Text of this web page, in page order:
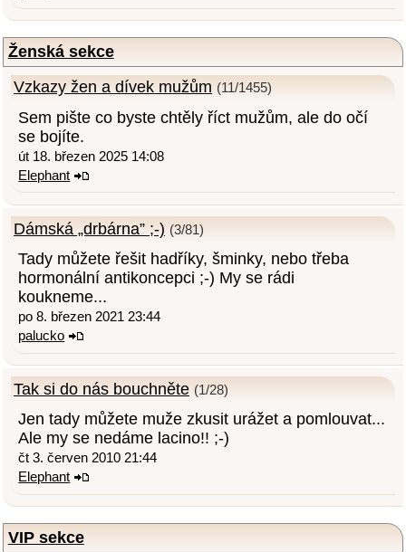
Ženská sekce
Vzkazy žen a dívek mužům (11/1455)
Sem pište co byste chtěly říct mužům, ale do očí
se bojíte.
út 18. březen 2025 14:08
Elephant
Dámská „drbárna” ;-) (3/81)
Tady můžete řešit hadříky, šminky, nebo třeba
hormonální antikoncepci ;-) My se rádi
koukneme...
po 8. březen 2021 23:44
palucko
Tak si do nás bouchněte (1/28)
Jen tady můžete muže zkusit urážet a pomlouvat...
Ale my se nedáme lacino!! ;-)
čt 3. červen 2010 21:44
Elephant
VIP sekce